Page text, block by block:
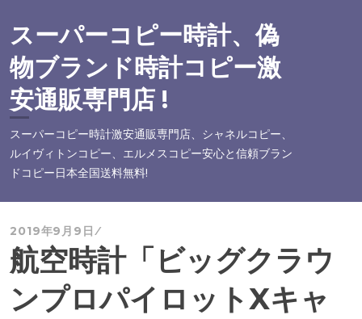
テ
ン
ツ
へ
スーパーコピー時計、偽
物ブランド時計コピー激
安通販専門店 !
スーパーコピー時計激安通販専門店、シャネルコピー、
ルイヴィトンコピー、エルメスコピー安心と信頼ブラン
ドコピー日本全国送料無料!
2019年9月9日
航空時計「ビッグクラウ
ンプロパイロットXキャ